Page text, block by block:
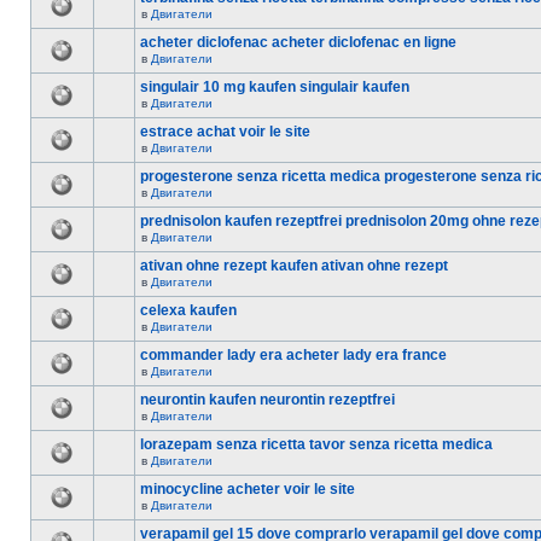
в Двигатели
acheter diclofenac acheter diclofenac en ligne
в Двигатели
singulair 10 mg kaufen singulair kaufen
в Двигатели
estrace achat voir le site
в Двигатели
progesterone senza ricetta medica progesterone senza
в Двигатели
prednisolon kaufen rezeptfrei prednisolon 20mg ohne
в Двигатели
ativan ohne rezept kaufen ativan ohne rezept
в Двигатели
celexa kaufen
в Двигатели
commander lady era acheter lady era france
в Двигатели
neurontin kaufen neurontin rezeptfrei
в Двигатели
lorazepam senza ricetta tavor senza ricetta medica
в Двигатели
minocycline acheter voir le site
в Двигатели
verapamil gel 15 dove comprarlo verapamil gel dove